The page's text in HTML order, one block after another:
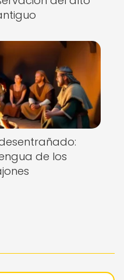
de los